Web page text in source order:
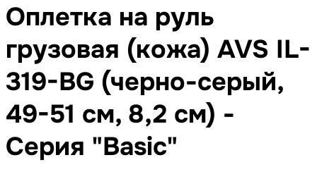
Оплетка на руль
грузовая (кожа) AVS IL-
319-BG (черно-серый,
49-51 см, 8,2 см) -
Серия "Basic"